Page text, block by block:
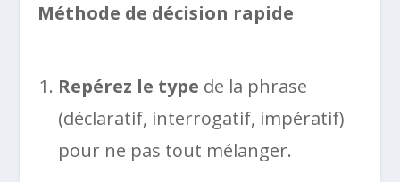
Méthode de décision rapide
Repérez le type de la phrase
(déclaratif, interrogatif, impératif)
pour ne pas tout mélanger.